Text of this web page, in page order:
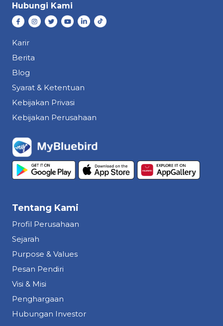
Hubungi Kami
Karir
Berita
Blog
Syarat & Ketentuan
Kebijakan Privasi
Kebijakan Perusahaan
Tentang Kami
Profil Perusahaan
Sejarah
Purpose & Values
Pesan Pendiri
Visi & Misi
Penghargaan
Hubungan Investor